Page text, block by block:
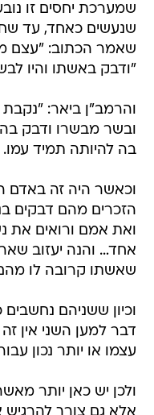
שמערכת יחסים זו
שנעשים כאחד, עד
שאמר הכתוב: "עצם
"ודבק באשתו והיו
והרמב"ן ביאר:
ובשר מבשרו ודבק
בה להיותה תמיד עמו.
וכאשר היה זה באדם
הזכרים מהם דבקים
ואת אמם ורואים את
אחד… והנה יעזוב
שאשתו קרובה לו
וכיון ששניהם
דבר למען השני אין
עצמו או יותר נכון
ולכן יש כאן יותר
אלא גם צורך להרגיש